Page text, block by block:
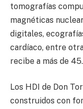
tomografías
magnéticas
digitales,
cardíaco, entre
recibe a más de
Los HDI de Don
construidos con